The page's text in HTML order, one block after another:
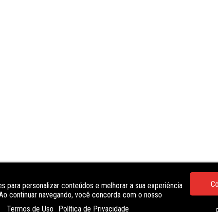
para personalizar conteúdos e melhorar a sua experiência
continuar navegando, você concorda com o nosso
Termos de Uso
Política de Privacidade